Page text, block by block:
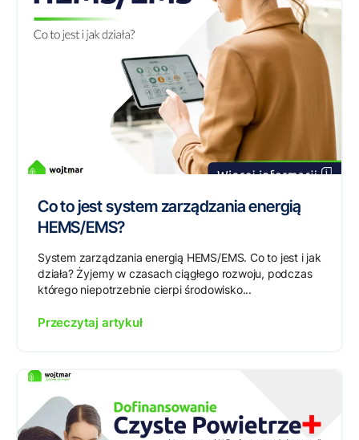
Co to jest system zarządzania energią
HEMS/EMS?
System zarządzania energią HEMS/EMS. Co to jest i jak
działa? Żyjemy w czasach ciągłego rozwoju, podczas
którego niepotrzebnie cierpi środowisko...
Przeczytaj artykuł